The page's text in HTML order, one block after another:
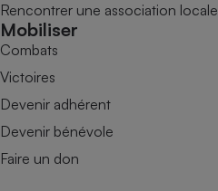
Rencontrer une association locale
Mobiliser
Combats
Victoires
Devenir adhérent
Devenir bénévole
Faire un don